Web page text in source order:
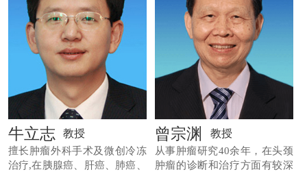
牛立志 教授
擅长肿瘤外科手术及微创冷冻
治疗,在胰腺癌、肝癌、肺癌、
曾宗渊 教授
从事肿瘤研究40余年，在头颈
肿瘤的诊断和治疗方面有较深